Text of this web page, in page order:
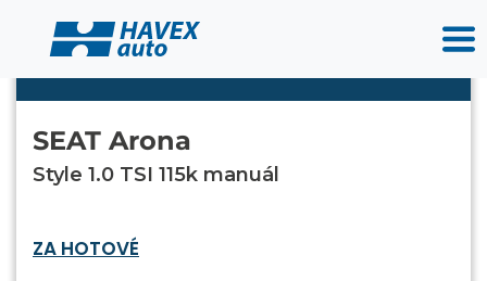
SEAT Arona
Style 1.0 TSI 115k manuál
ZA HOTOVÉ